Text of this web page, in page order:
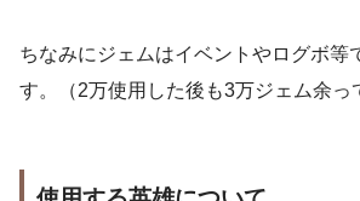
ちなみにジェムはイベントやログボ等
す。（2万使用した後も3万ジェム余っ